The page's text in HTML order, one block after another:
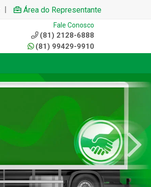
| Área do Representante
Fale Conosco
(81) 2128-6888
(81) 99429-9910